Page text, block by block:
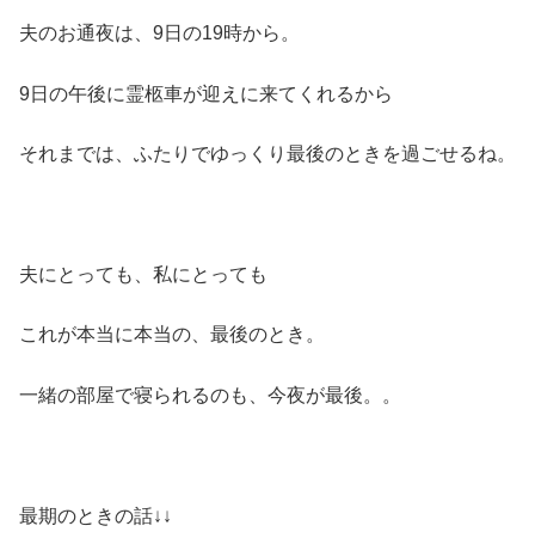
夫のお通夜は、9日の19時から。
9日の午後に霊柩車が迎えに来てくれるから
それまでは、ふたりでゆっくり最後のときを過ごせるね。
夫にとっても、私にとっても
これが本当に本当の、最後のとき。
一緒の部屋で寝られるのも、今夜が最後。。
最期のときの話↓↓